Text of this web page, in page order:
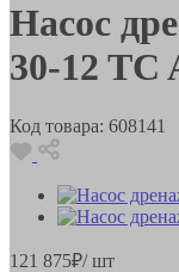
Насос
30-12 TC
Код товара: 608141
121 875₽/ шт